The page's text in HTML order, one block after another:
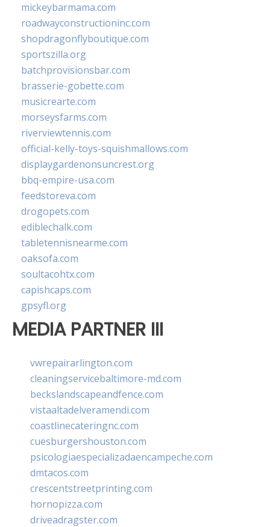
mickeybarmama.com
roadwayconstructioninc.com
shopdragonflyboutique.com
sportszilla.org
batchprovisionsbar.com
brasserie-gobette.com
musicrearte.com
morseysfarms.com
riverviewtennis.com
official-kelly-toys-squishmallows.com
displaygardenonsuncrest.org
bbq-empire-usa.com
feedstoreva.com
drogopets.com
ediblechalk.com
tabletennisnearme.com
oaksofa.com
soultacohtx.com
capishcaps.com
gpsyfl.org
MEDIA PARTNER III
vwrepairarlington.com
cleaningservicebaltimore-md.com
beckslandscapeandfence.com
vistaaltadelveramendi.com
coastlinecateringnc.com
cuesburgershouston.com
psicologiaespecializadaencampeche.com
dmtacos.com
crescentstreetprinting.com
hornopizza.com
driveadragster.com